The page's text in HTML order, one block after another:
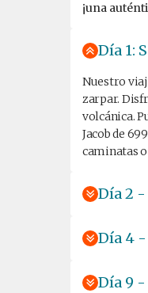
¡una
Día 1:
Nuestro
zarpar.
volcánica.
Jacob de
caminatas
Día 2
Día 4 -
Día 9 -